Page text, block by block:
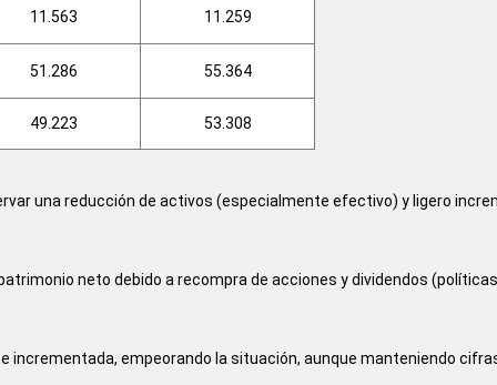
11.563 11.259
51.286 55.364
49.223 53.308
una reducción de activos (especialmente efectivo) y ligero
neto debido a recompra de acciones y dividendos
incrementada, empeorando la situación, aunque manteniendo